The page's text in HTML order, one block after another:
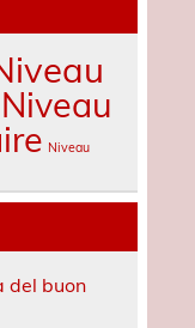
Niveau
Niveau
del buon